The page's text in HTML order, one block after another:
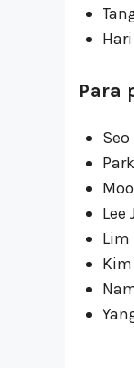
Para
Lee
Lim